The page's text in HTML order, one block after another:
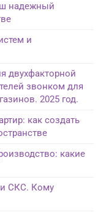
надежный
и
двухфакторной
звонком для
2025 год.
как создать
какие
СКС. Кому